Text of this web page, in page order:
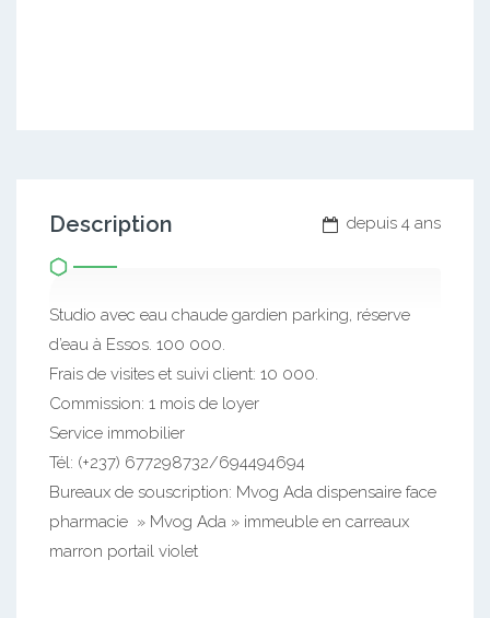
depuis 4 ans
Description
Studio avec eau chaude gardien parking, réserve
d’eau à Essos. 100 000.
Frais de visites et suivi client: 10 000.
Commission: 1 mois de loyer
Service immobilier
Tél: (+237) 677298732/694494694
Bureaux de souscription: Mvog Ada dispensaire face
pharmacie » Mvog Ada » immeuble en carreaux
marron portail violet